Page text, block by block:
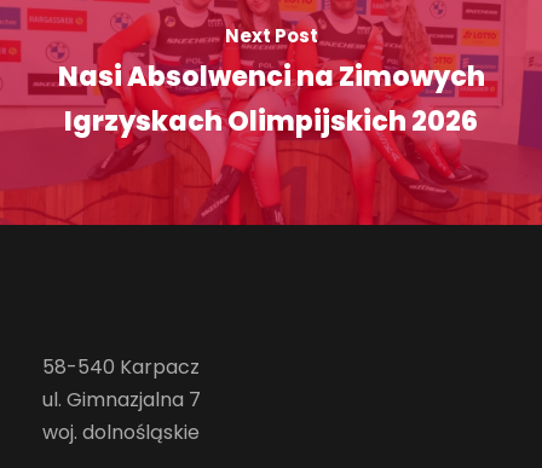
Next Post
Nasi Absolwenci na Zimowych
Igrzyskach Olimpijskich 2026
58-540 Karpacz
ul. Gimnazjalna 7
woj. dolnośląskie